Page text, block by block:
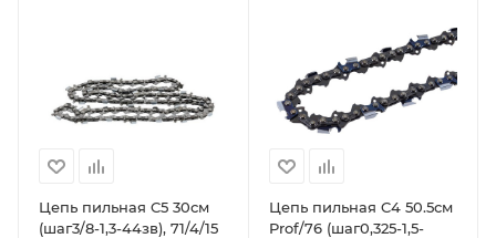
Цепь пильная C5 30см
(шаг3/8-1,3-44зв), 71/4/15
Цепь пильная C4 50.5см
Prof/76 (шаг0,325-1,5-